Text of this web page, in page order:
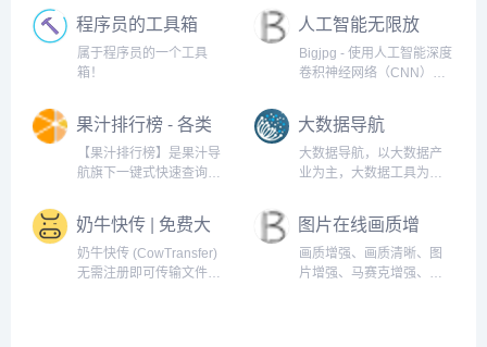
密解密、时间戳、二维
码、在线API、Crontab、
正则表达式,还有js/h5/css3
特效、技术好文、编程书
程序员的工具箱
属于程序员的一个工具
箱！
人工智能无限放
大
Bigjpg - 使用人工智能深度
卷积神经网络（CNN）智
放大4K级超高清分辨率
（4000x4000）图片，最
大32倍放大,效果秒杀
PhotoZoom放大。
果汁排行榜 - 各类
榜单排名大全
【果汁排行榜】是果汁导
航旗下一键式快速查询各
括了热搜、热议、电影、
音乐、摄影、游戏、财富
等各大领域权威排名榜
单。
大数据导航
大数据导航，以大数据产
业为主，大数据工具为
快速找到大数据相关的工
具平台。
奶牛快传 | 免费大
文件传输工具，
上传下载不限速
奶牛快传 (CowTransfer)
无需注册即可传输文件，
图片在线画质增
强
画质增强、画质清晰、图
片增强、马赛克增强、画